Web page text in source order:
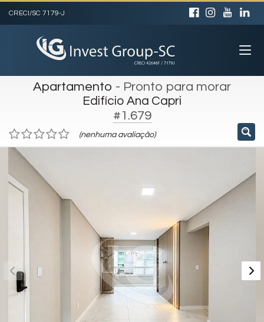
CRECI/SC 7179-J
Apartamento - Pronto para morar
Edifício Ana Capri
#1.679
(nenhuma avaliação)